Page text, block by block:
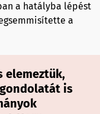
a hatályba lépést
a
elemeztük,
is